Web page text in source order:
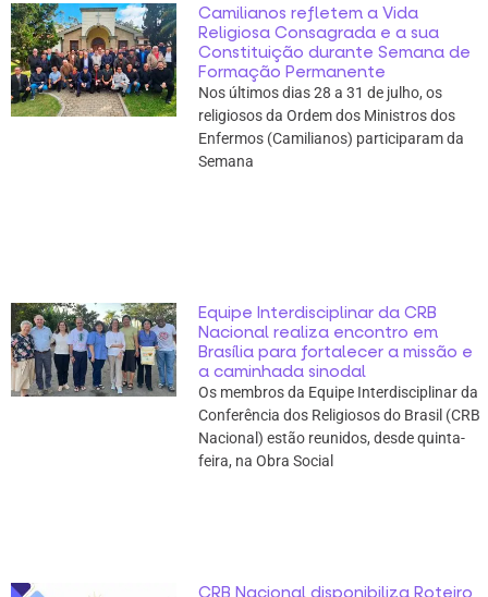
Camilianos refletem a Vida
Religiosa Consagrada e a sua
Constituição durante Semana de
Formação Permanente
Nos últimos dias 28 a 31 de julho, os
religiosos da Ordem dos Ministros dos
Enfermos (Camilianos) participaram da
Semana
Equipe Interdisciplinar da CRB
Nacional realiza encontro em
Brasília para fortalecer a missão e
a caminhada sinodal
Os membros da Equipe Interdisciplinar da
Conferência dos Religiosos do Brasil (CRB
Nacional) estão reunidos, desde quinta-
feira, na Obra Social